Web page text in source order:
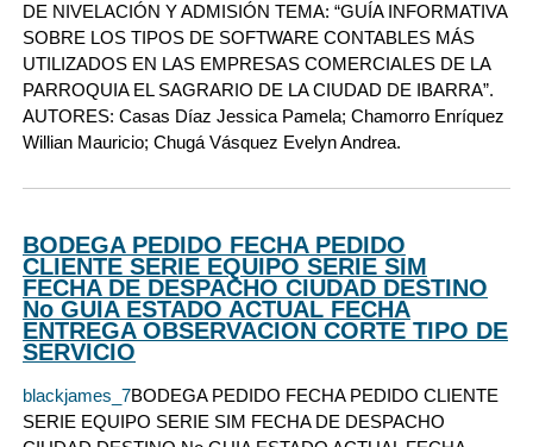
DE NIVELACIÓN Y ADMISIÓN TEMA: “GUÍA INFORMATIVA
SOBRE LOS TIPOS DE SOFTWARE CONTABLES MÁS
UTILIZADOS EN LAS EMPRESAS COMERCIALES DE LA
PARROQUIA EL SAGRARIO DE LA CIUDAD DE IBARRA”.
AUTORES: Casas Díaz Jessica Pamela; Chamorro Enríquez
Willian Mauricio; Chugá Vásquez Evelyn Andrea.
BODEGA PEDIDO FECHA PEDIDO
CLIENTE SERIE EQUIPO SERIE SIM
FECHA DE DESPACHO CIUDAD DESTINO
No GUIA ESTADO ACTUAL FECHA
ENTREGA OBSERVACION CORTE TIPO DE
SERVICIO
blackjames_7BODEGA PEDIDO FECHA PEDIDO CLIENTE
SERIE EQUIPO SERIE SIM FECHA DE DESPACHO